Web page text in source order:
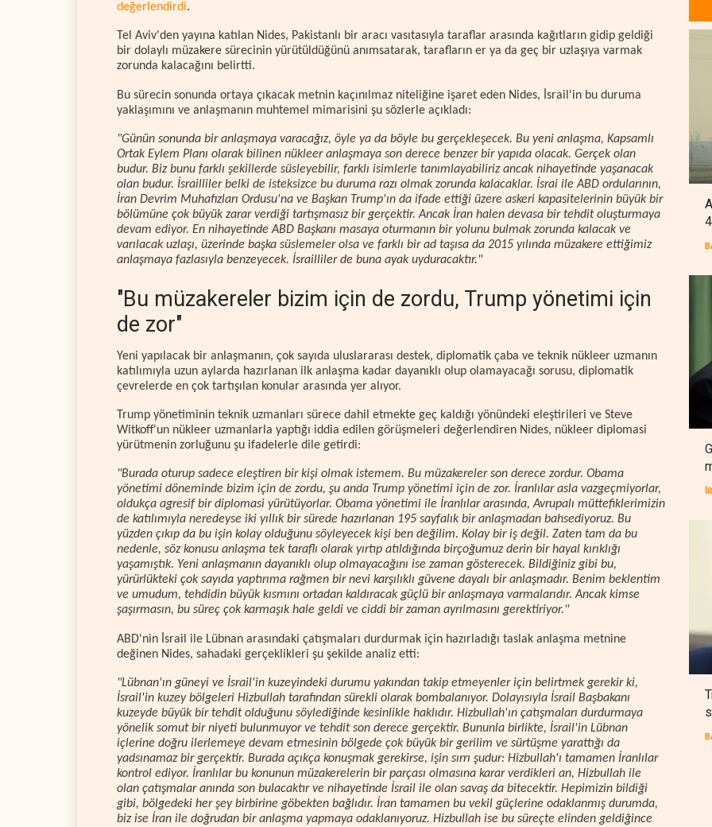
değerlendirdi.
Tel Aviv'den yayına katılan Nides, Pakistanlı bir aracı vasıtasıyla taraflar arasında kağıtların gidip geldiği
bir dolaylı müzakere sürecinin yürütüldüğünü anımsatarak, tarafların er ya da geç bir uzlaşıya varmak
zorunda kalacağını belirtti.
Bu sürecin sonunda ortaya çıkacak metnin kaçınılmaz niteliğine işaret eden Nides, İsrail'in bu duruma
yaklaşımını ve anlaşmanın muhtemel mimarisini şu sözlerle açıkladı:
"Günün sonunda bir anlaşmaya varacağız, öyle ya da böyle bu gerçekleşecek. Bu yeni anlaşma, Kapsamlı
Ortak Eylem Planı olarak bilinen nükleer anlaşmaya son derece benzer bir yapıda olacak. Gerçek olan
budur. Biz bunu farklı şekillerde süsleyebilir, farklı isimlerle tanımlayabiliriz ancak nihayetinde yaşanacak
olan budur. İsrailliler belki de isteksizce bu duruma razı olmak zorunda kalacaklar. İsrai ile ABD ordularının,
İran Devrim Muhafızları Ordusu'na ve Başkan Trump'ın da ifade ettiği üzere askeri kapasitelerinin büyük bir
bölümüne çok büyük zarar verdiği tartışmasız bir gerçektir. Ancak İran halen devasa bir tehdit oluşturmaya
devam ediyor. En nihayetinde ABD Başkanı masaya oturmanın bir yolunu bulmak zorunda kalacak ve
varılacak uzlaşı, üzerinde başka süslemeler olsa ve farklı bir ad taşısa da 2015 yılında müzakere ettiğimiz
anlaşmaya fazlasıyla benzeyecek. İsrailliler de buna ayak uyduracaktır."
"Bu müzakereler bizim için de zordu, Trump yönetimi için
de zor"
Yeni yapılacak bir anlaşmanın, çok sayıda uluslararası destek, diplomatik çaba ve teknik nükleer uzmanın
katılımıyla uzun aylarda hazırlanan ilk anlaşma kadar dayanıklı olup olamayacağı sorusu, diplomatik
çevrelerde en çok tartışılan konular arasında yer alıyor.
Trump yönetiminin teknik uzmanları sürece dahil etmekte geç kaldığı yönündeki eleştirileri ve Steve
Witkoff'un nükleer uzmanlarla yaptığı iddia edilen görüşmeleri değerlendiren Nides, nükleer diplomasi
yürütmenin zorluğunu şu ifadelerle dile getirdi:
"Burada oturup sadece eleştiren bir kişi olmak istemem. Bu müzakereler son derece zordur. Obama
yönetimi döneminde bizim için de zordu, şu anda Trump yönetimi için de zor. İranlılar asla vazgeçmiyorlar,
oldukça agresif bir diplomasi yürütüyorlar. Obama yönetimi ile İranlılar arasında, Avrupalı müttefiklerimizin
de katılımıyla neredeyse iki yıllık bir sürede hazırlanan 195 sayfalık bir anlaşmadan bahsediyoruz. Bu
yüzden çıkıp da bu işin kolay olduğunu söyleyecek kişi ben değilim. Kolay bir iş değil. Zaten tam da bu
nedenle, söz konusu anlaşma tek taraflı olarak yırtıp atıldığında birçoğumuz derin bir hayal kırıklığı
yaşamıştık. Yeni anlaşmanın dayanıklı olup olmayacağını ise zaman gösterecek. Bildiğiniz gibi bu,
yürürlükteki çok sayıda yaptırıma rağmen bir nevi karşılıklı güvene dayalı bir anlaşmadır. Benim beklentim
ve umudum, tehdidin büyük kısmını ortadan kaldıracak güçlü bir anlaşmaya varmalarıdır. Ancak kimse
şaşırmasın, bu süreç çok karmaşık hale geldi ve ciddi bir zaman ayrılmasını gerektiriyor."
ABD'nin İsrail ile Lübnan arasındaki çatışmaları durdurmak için hazırladığı taslak anlaşma metnine
değinen Nides, sahadaki gerçeklikleri şu şekilde analiz etti:
"Lübnan'ın güneyi ve İsrail'in kuzeyindeki durumu yakından takip etmeyenler için belirtmek gerekir ki,
İsrail'in kuzey bölgeleri Hizbullah tarafından sürekli olarak bombalanıyor. Dolayısıyla İsrail Başbakanı
kuzeyde büyük bir tehdit olduğunu söylediğinde kesinlikle haklıdır. Hizbullah'ın çatışmaları durdurmaya
yönelik somut bir niyeti bulunmuyor ve tehdit son derece gerçektir. Bununla birlikte, İsrail'in Lübnan
içlerine doğru ilerlemeye devam etmesinin bölgede çok büyük bir gerilim ve sürtüşme yarattığı da
yadsınamaz bir gerçektir. Burada açıkça konuşmak gerekirse, işin sırrı şudur: Hizbullah'ı tamamen İranlılar
kontrol ediyor. İranlılar bu konunun müzakerelerin bir parçası olmasına karar verdikleri an, Hizbullah ile
olan çatışmalar anında son bulacaktır ve nihayetinde İsrail ile olan savaş da bitecektir. Hepimizin bildiği
gibi, bölgedeki her şey birbirine göbekten bağlıdır. İran tamamen bu vekil güçlerine odaklanmış durumda,
biz ise İran ile doğrudan bir anlaşma yapmaya odaklanıyoruz. Hizbullah ise bu süreçte elinden geldiğince